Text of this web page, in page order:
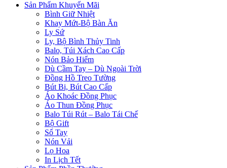
Sản Phẩm Khuyến Mãi
Bình Giữ Nhiệt
Khay Mứt-Bộ Bàn Ăn
Ly Sứ
Ly, Bộ Bình Thủy Tinh
Balo, Túi Xách Cao Cấp
Nón Bảo Hiểm
Dù Cầm Tay – Dù Ngoài Trời
Đồng Hồ Treo Tường
Bút Bi, Bút Cao Cấp
Áo Khoác Đồng Phục
Áo Thun Đồng Phục
Balo Túi Rút – Balo Tái Chế
Bộ Gift
Sổ Tay
Nón Vải
Lọ Hoa
In Lịch Tết